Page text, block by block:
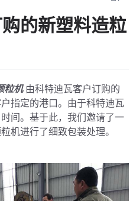
的新塑料造粒
粒机由科特迪瓦客户订购的
指定的港口。由于科特迪瓦
间。基于此，我们邀请了一
机进行了细致包装处理。